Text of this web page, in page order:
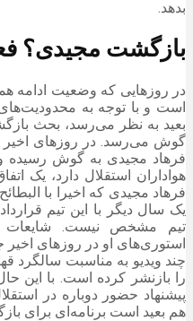
بدهد.
بازگشت مجیدی؟
در روز‌هایی که وضعیت ادامه
است و با توجه به
بعید به نظر می‌رسد، بحث
گوش می‌رسد. در روز‌های
فرهاد مجیدی به گوش رسیده
هواداران استقلال دارد، یک
فرهاد مجیدی که اخیرا با
یک سال دیگر با این تیم
تیم مشخص نیست. شایعات
استوری‌های او در روز‌های
چند ویدیو به مناسبت سالگرد
را بازنشر کرده است. با این
پیشنهاد حضور دوباره در
هم بعید است برنامه‌ای برای